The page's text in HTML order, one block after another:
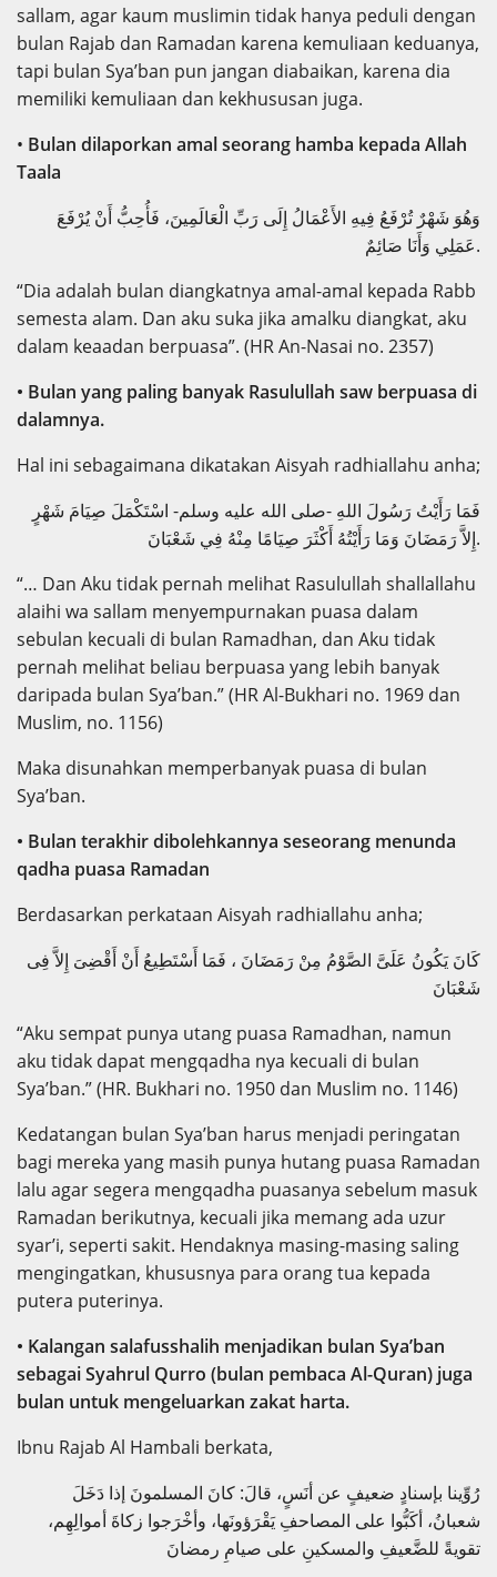
sallam, agar kaum muslimin tidak hanya peduli dengan
bulan Rajab dan Ramadan karena kemuliaan keduanya,
tapi bulan Sya’ban pun jangan diabaikan, karena dia
memiliki kemuliaan dan kekhususan juga.
• Bulan dilaporkan amal seorang hamba kepada Allah
Taala
وَهُوَ شَهْرٌ تُرْفَعُ فِيهِ الأَعْمَالُ إِلَى رَبِّ الْعَالَمِينَ، فَأُحِبُّ أَنْ يُرْفَعَ
عَمَلِي وَأَنَا صَائِمٌ.
“Dia adalah bulan diangkatnya amal-amal kepada Rabb
semesta alam. Dan aku suka jika amalku diangkat, aku
dalam keaadan berpuasa”. (HR An-Nasai no. 2357)
• Bulan yang paling banyak Rasulullah saw berpuasa di
dalamnya.
Hal ini sebagaimana dikatakan Aisyah radhiallahu anha;
فَمَا رَأَيْتُ رَسُولَ اللهِ -صلى الله عليه وسلم- اسْتَكْمَلَ صِيَامَ شَهْرٍ
إِلاَّ رَمَضَانَ وَمَا رَأَيْتُهُ أَكْثَرَ صِيَامًا مِنْهُ فِي شَعْبَانَ.
“… Dan Aku tidak pernah melihat Rasulullah shallallahu
alaihi wa sallam menyempurnakan puasa dalam
sebulan kecuali di bulan Ramadhan, dan Aku tidak
pernah melihat beliau berpuasa yang lebih banyak
daripada bulan Sya’ban.” (HR Al-Bukhari no. 1969 dan
Muslim, no. 1156)
Maka disunahkan memperbanyak puasa di bulan
Sya’ban.
• Bulan terakhir dibolehkannya seseorang menunda
qadha puasa Ramadan
Berdasarkan perkataan Aisyah radhiallahu anha;
كَانَ يَكُونُ عَلَىَّ الصَّوْمُ مِنْ رَمَضَانَ ، فَمَا أَسْتَطِيعُ أَنْ أَقْضِىَ إِلاَّ فِى
شَعْبَانَ
“Aku sempat punya utang puasa Ramadhan, namun
aku tidak dapat mengqadha nya kecuali di bulan
Sya’ban.” (HR. Bukhari no. 1950 dan Muslim no. 1146)
Kedatangan bulan Sya’ban harus menjadi peringatan
bagi mereka yang masih punya hutang puasa Ramadan
lalu agar segera mengqadha puasanya sebelum masuk
Ramadan berikutnya, kecuali jika memang ada uzur
syar’i, seperti sakit. Hendaknya masing-masing saling
mengingatkan, khususnya para orang tua kepada
putera puterinya.
• Kalangan salafusshalih menjadikan bulan Sya’ban
sebagai Syahrul Qurro (bulan pembaca Al-Quran) juga
bulan untuk mengeluarkan zakat harta.
Ibnu Rajab Al Hambali berkata,
رُوِّينا بإسنادٍ ضعيفٍ عن أنَسٍ، قالَ: كانَ المسلمونَ إذا دَخَلَ
شعبانُ، أكَبُّوا على المصاحفِ يَقْرَؤونَها، وأخْرَجوا زكاةَ أموالِهِم،
تقويةً للضَّعيفِ والمسكينِ على صيامِ رمضانَ